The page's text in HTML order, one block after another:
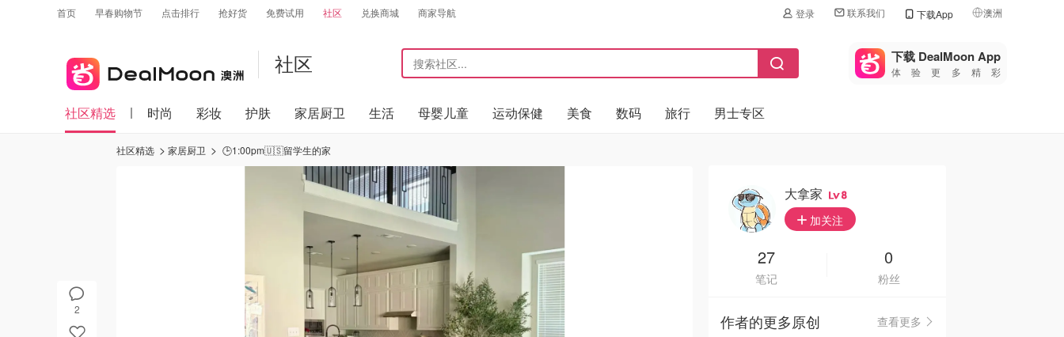
首页 早春购物节 点击排行 抢好货 免费试用 社区 兑换商城 商家导航 登录 联系我们 下载App 澳洲
🇺🇸
🇨🇳 中国
🇦🇺
🇳🇿新西兰
社区 下载 DealMoon App
体验更多精彩
社区精选 时尚 彩妆 护肤 家居厨卫 生活 母婴儿童 运动保健 美食 数码 旅行 男士专区
2
社区精选 家居厨卫 🕒1:00pm🇺🇸留学生的家
大拿家 8
加关注
27
笔记
0
粉丝
作者的更多原创
查看更多